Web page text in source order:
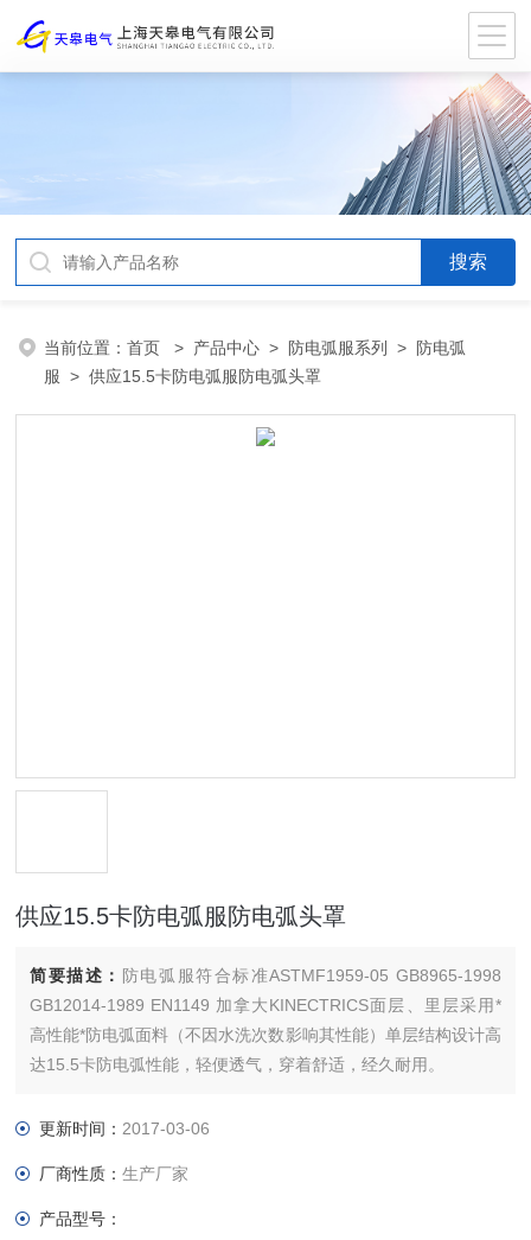
当前位置：首页 > 产品中心 > 防电弧服系列 > 防电弧
服 > 供应15.5卡防电弧服防电弧头罩
供应15.5卡防电弧服防电弧头罩
简要描述： 防电弧服符合标准ASTMF1959-05 GB8965-1998
GB12014-1989 EN1149 加拿大KINECTRICS面层、里层采用*
高性能*防电弧面料（不因水洗次数影响其性能）单层结构设计高
达15.5卡防电弧性能，轻便透气，穿着舒适，经久耐用。
更新时间： 2017-03-06
厂商性质：生产厂家
产品型号：